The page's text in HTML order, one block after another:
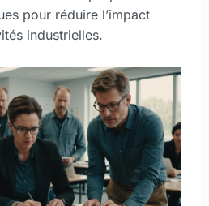
pour réduire l’impact
industrielles.